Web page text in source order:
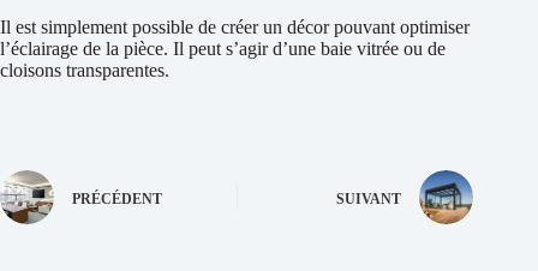
Il est simplement possible de créer un décor pouvant optimiser
l’éclairage de la pièce. Il peut s’agir d’une baie vitrée ou de
cloisons transparentes.
PRÉCÉDENT SUIVANT